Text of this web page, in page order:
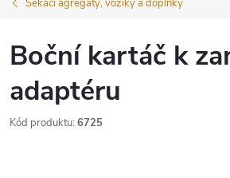
Sekací agregáty, vozíky a doplňky
Boční kartáč k
adaptéru
Kód produktu: 6725